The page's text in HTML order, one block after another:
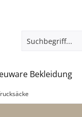
Bekleidung